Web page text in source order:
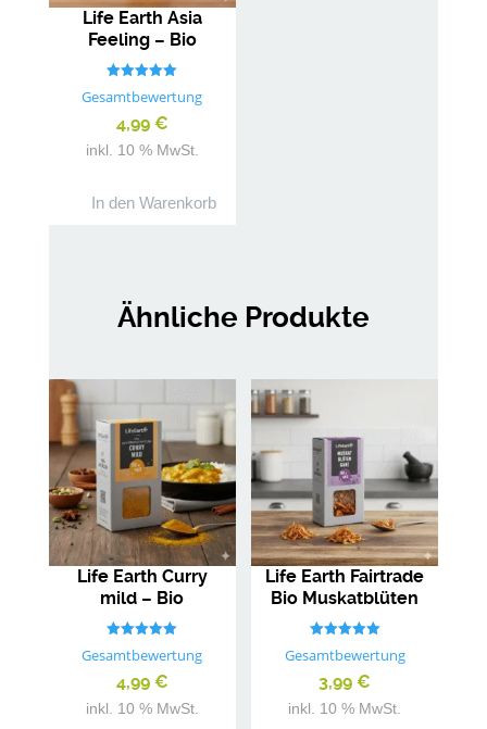
Life Earth Asia
Feeling – Bio
Gewürzmischung
Bewertet mit
5.00
von 5
Gesamtbewertung
4,99 €
inkl. 10 % MwSt.
In den Warenkorb
Ähnliche Produkte
Life Earth Curry
mild – Bio
Gewürzmischung
Bewertet mit
5.00
von 5
Gesamtbewertung
4,99 €
inkl. 10 % MwSt.
Life Earth Fairtrade
Bio Muskatblüten
ganz
Bewertet mit
5.00
von 5
Gesamtbewertung
3,99€
inkl. 10 % MwSt.